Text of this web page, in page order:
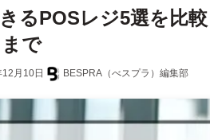
るPOSレジ5選を比
で
月10日 BESPRA（べスプラ）編集部